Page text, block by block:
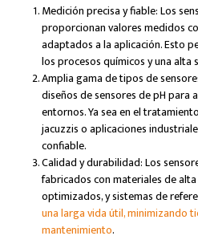
Medición precisa y fiable: Los
proporcionan valores medidos
adaptados a la aplicación. Esto
los procesos químicos y una
Amplia gama de tipos de
diseños de sensores de pH para
entornos. Ya sea en el
jacuzzis o aplicaciones
confiable.
Calidad y durabilidad: Los
fabricados con materiales de
optimizados, y sistemas de
una larga vida útil, minimizando
mantenimiento.